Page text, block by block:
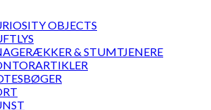
OBJECTS
& STUMTJENERE